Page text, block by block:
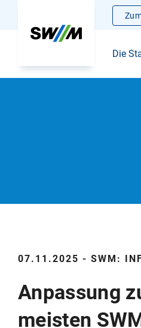
Die
07.11.2025 - SWM:
Anpassung
meisten